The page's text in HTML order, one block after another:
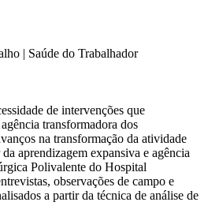
| Saúde do Trabalhador
de intervenções que
transformadora dos
na transformação da atividade
aprendizagem expansiva e agência
Polivalente do Hospital
observações de campo e
a partir da técnica de análise de